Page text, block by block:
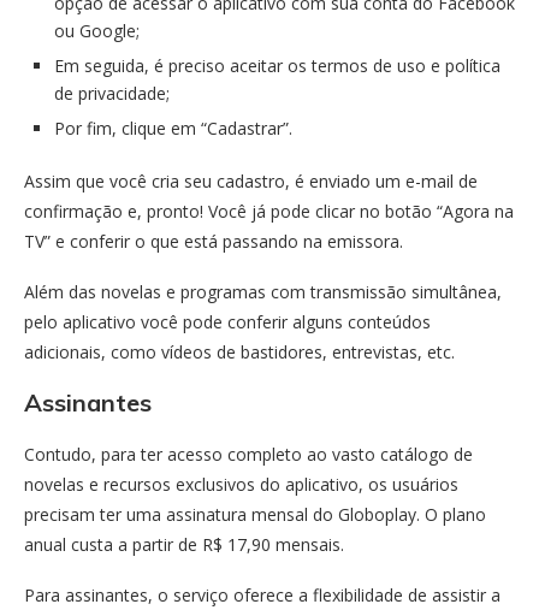
ou Google;
Em seguida, é preciso aceitar os termos de uso e política
de privacidade;
Por fim, clique em “Cadastrar”.
Assim que você cria seu cadastro, é enviado um e-mail de
confirmação e, pronto! Você já pode clicar no botão “Agora na
TV” e conferir o que está passando na emissora.
Além das novelas e programas com transmissão simultânea,
pelo aplicativo você pode conferir alguns conteúdos
adicionais, como vídeos de bastidores, entrevistas, etc.
Assinantes
Contudo, para ter acesso completo ao vasto catálogo de
novelas e recursos exclusivos do aplicativo, os usuários
precisam ter uma assinatura mensal do Globoplay. O plano
anual custa a partir de R$ 17,90 mensais.
Para assinantes, o serviço oferece a flexibilidade de assistir a